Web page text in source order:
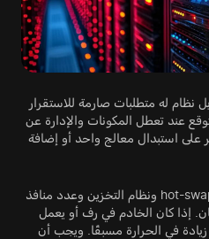
نظام له متطلبات صارمة للاستقرار
عند تعطل المكونات والإدارة عن
على استبدال معالج واحد أو إضافة
يجب أخذ شكل الصندوق ودعم hot-swap ونظام التخزين وعدد منافذ
إذا كان الخادم في رف أو يعمل
في الحرارة مسبقًا. ويجب أن